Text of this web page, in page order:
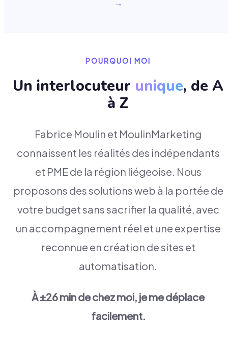
→
POURQUOI MOI
Un interlocuteur unique, de A
à Z
Fabrice Moulin et MoulinMarketing
connaissent les réalités des indépendants
et PME de la région liégeoise. Nous
proposons des solutions web à la portée de
votre budget sans sacrifier la qualité, avec
un accompagnement réel et une expertise
reconnue en création de sites et
automatisation.
À ±26 min de chez moi, je me déplace
facilement.